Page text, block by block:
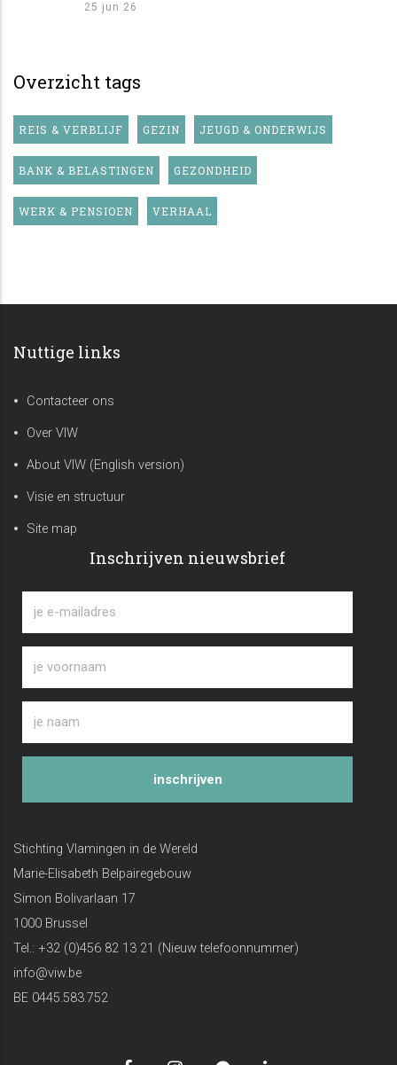
25 jun 26
Overzicht tags
REIS & VERBLIJF GEZIN JEUGD & ONDERWIJS
BANK & BELASTINGEN GEZONDHEID
WERK & PENSIOEN VERHAAL
Nuttige links
Contacteer ons
Over VIW
About VIW (English version)
Visie en structuur
Site map
Inschrijven nieuwsbrief
inschrijven
Stichting Vlamingen in de Wereld
Marie-Elisabeth Belpairegebouw
Simon Bolivarlaan 17
1000 Brussel
Tel.: +32 (0)456 82 13 21 (Nieuw telefoonnummer)
info@viw.be
BE 0445.583.752